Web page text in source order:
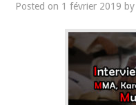
Posted on 1 février 2019 by